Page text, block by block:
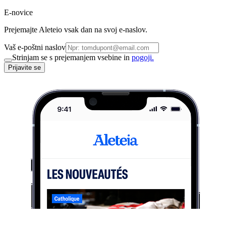
E-novice
Prejemajte Aleteio vsak dan na svoj e-naslov.
Vaš e-poštni naslov
Strinjam se s prejemanjem vsebine in pogoji.
Prijavite se